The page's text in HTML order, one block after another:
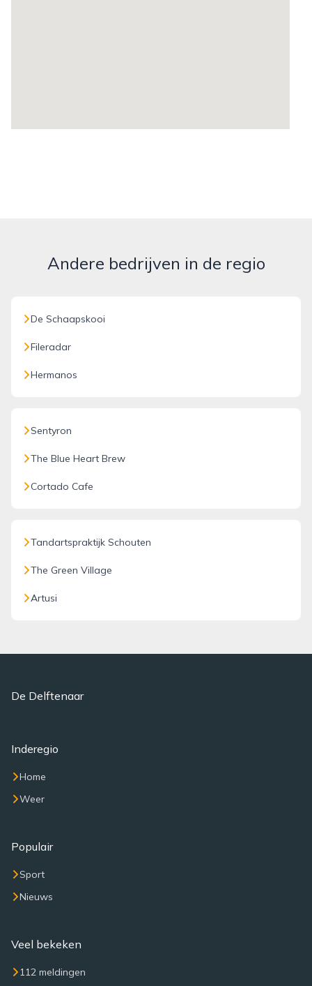
Andere bedrijven in de regio
De Schaapskooi
Fileradar
Hermanos
Sentyron
The Blue Heart Brew
Cortado Cafe
Tandartspraktijk Schouten
The Green Village
Artusi
De Delftenaar
Inderegio
Home
Weer
Populair
Sport
Nieuws
Veel bekeken
112 meldingen